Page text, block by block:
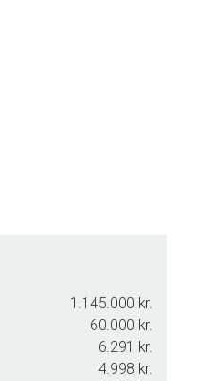
1.145.000 kr.
60.000 kr.
6.291 kr.
4.998 kr.